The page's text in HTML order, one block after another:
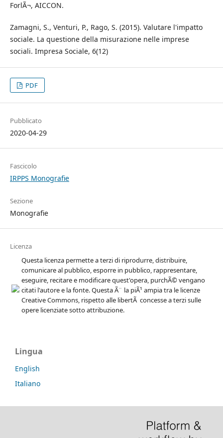
ForlÃ¬, AICCON.
Zamagni, S., Venturi, P., Rago, S. (2015). Valutare l'impatto
sociale. La questione della misurazione nelle imprese
sociali. Impresa Sociale, 6(12)
PDF
Pubblicato
2020-04-29
Fascicolo
IRPPS Monografie
Sezione
Monografie
Licenza
Questa licenza permette a terzi di riprodurre, distribuire,
comunicare al pubblico, esporre in pubblico, rappresentare,
eseguire, recitare e modificare quest'opera, purchÃ© vengano
citati l'autore e la fonte. Questa Ã¨ la piÃ¹ ampia tra le licenze
Creative Commons, rispetto alle libertÃ concesse a terzi sulle
opere licenziate sotto attribuzione.
Lingua
English
Italiano